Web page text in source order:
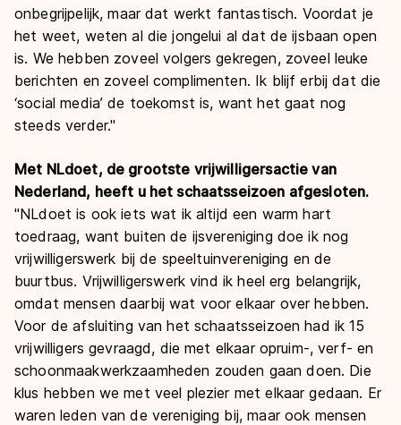
onbegrijpelijk, maar dat werkt fantastisch. Voordat je
het weet, weten al die jongelui al dat de ijsbaan open
is. We hebben zoveel volgers gekregen, zoveel leuke
berichten en zoveel complimenten. Ik blijf erbij dat die
‘social media’ de toekomst is, want het gaat nog
steeds verder."
Met NLdoet, de grootste vrijwilligersactie van
Nederland, heeft u het schaatsseizoen afgesloten.
"NLdoet is ook iets wat ik altijd een warm hart
toedraag, want buiten de ijsvereniging doe ik nog
vrijwilligerswerk bij de speeltuinvereniging en de
buurtbus. Vrijwilligerswerk vind ik heel erg belangrijk,
omdat mensen daarbij wat voor elkaar over hebben.
Voor de afsluiting van het schaatsseizoen had ik 15
vrijwilligers gevraagd, die met elkaar opruim-, verf- en
schoonmaakwerkzaamheden zouden gaan doen. Die
klus hebben we met veel plezier met elkaar gedaan. Er
waren leden van de vereniging bij, maar ook mensen